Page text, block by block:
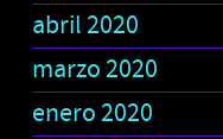
abril 2020
marzo 2020
enero 2020